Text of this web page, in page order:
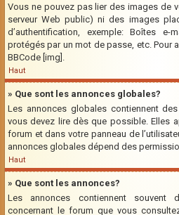
Vous ne pouvez pas lier des images de
serveur Web public) ni des images
d’authentification, exemple: Boîtes
protégés par un mot de passe, etc. Pour
BBCode [img].
Haut
» Que sont les annonces globales?
Les annonces globales contiennent
vous devez lire dès que possible. Elles
forum et dans votre panneau de
annonces globales dépend des
Haut
» Que sont les annonces?
Les annonces contiennent souvent
concernant le forum que vous